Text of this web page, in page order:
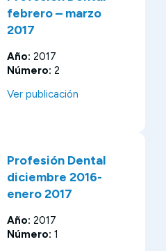
febrero – marzo
2017
Año: 2017
Número: 2
Ver publicación
Profesión Dental
diciembre 2016-
enero 2017
Año: 2017
Número: 1